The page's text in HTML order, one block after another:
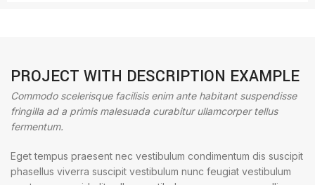
PROJECT WITH DESCRIPTION EXAMPLE
Commodo scelerisque facilisis enim ante habitant suspendisse
fringilla ad a primis malesuada curabitur ullamcorper tellus
fermentum.
Eget tempus praesent nec vestibulum condimentum dis suscipit
phasellus viverra suscipit vestibulum nunc feugiat vestibulum